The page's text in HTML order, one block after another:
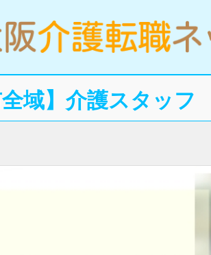
全域】介護スタッフ